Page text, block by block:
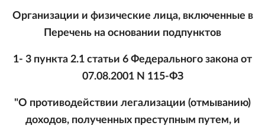
Организации и физические лица, включенные в
Перечень на основании подпунктов
1- 3 пункта 2.1 статьи 6 Федерального закона от
07.08.2001 N 115-ФЗ
"О противодействии легализации (отмыванию)
доходов, полученных преступным путем, и